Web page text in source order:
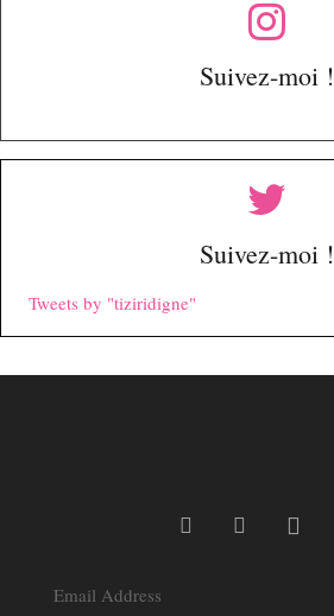
Suivez-moi !
Suivez-moi !
Tweets by "tiziridigne"
Email Address